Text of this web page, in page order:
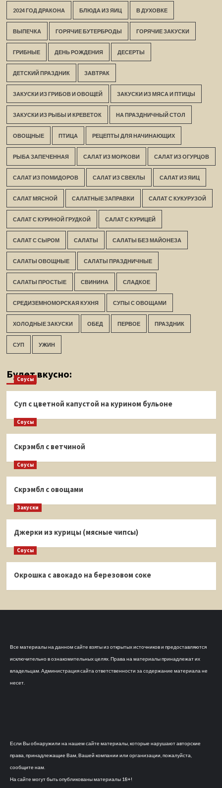
2024 ГОД ДРАКОНА БЛЮДА ИЗ ЯИЦ В ДУХОВКЕ
ВЫПЕЧКА ГОРЯЧИЕ БУТЕРБРОДЫ ГОРЯЧИЕ ЗАКУСКИ
ГРИБНЫЕ ДЕНЬ РОЖДЕНИЯ ДЕСЕРТЫ
ДЕТСКИЙ ПРАЗДНИК ЗАВТРАК
ЗАКУСКИ ИЗ ГРИБОВ И ОВОЩЕЙ ЗАКУСКИ ИЗ МЯСА И ПТИЦЫ
ЗАКУСКИ ИЗ РЫБЫ И КРЕВЕТОК НА ПРАЗДНИЧНЫЙ СТОЛ
ОВОЩНЫЕ ПТИЦА РЕЦЕПТЫ ДЛЯ НАЧИНАЮЩИХ
РЫБА ЗАПЕЧЕННАЯ САЛАТ ИЗ МОРКОВИ САЛАТ ИЗ ОГУРЦОВ
САЛАТ ИЗ ПОМИДОРОВ САЛАТ ИЗ СВЕКЛЫ САЛАТ ИЗ ЯИЦ
САЛАТ МЯСНОЙ САЛАТНЫЕ ЗАПРАВКИ САЛАТ С КУКУРУЗОЙ
САЛАТ С КУРИНОЙ ГРУДКОЙ САЛАТ С КУРИЦЕЙ
САЛАТ С СЫРОМ САЛАТЫ САЛАТЫ БЕЗ МАЙОНЕЗА
САЛАТЫ ОВОЩНЫЕ САЛАТЫ ПРАЗДНИЧНЫЕ
САЛАТЫ ПРОСТЫЕ СВИНИНА СЛАДКОЕ
СРЕДИЗЕМНОМОРСКАЯ КУХНЯ СУПЫ С ОВОЩАМИ
ХОЛОДНЫЕ ЗАКУСКИ ОБЕД ПЕРВОЕ ПРАЗДНИК
СУП УЖИН
Будет вкусно:
Соусы
Суп с цветной капустой на курином бульоне
Соусы
Скрэмбл с ветчиной
Соусы
Скрэмбл с овощами
Закуски
Джерки из курицы (мясные чипсы)
Соусы
Окрошка с авокадо на березовом соке
Все материалы на данном сайте взяты из открытых источников и предоставляются
исключительно в ознакомительных целях. Права на материалы принадлежат их
владельцам. Администрация сайта ответственности за содержание материала не
несет.
Если Вы обнаружили на нашем сайте материалы, которые нарушают авторские
права, принадлежащие Вам, Вашей компании или организации, пожалуйста,
сообщите нам.
На сайте могут быть опубликованы материалы 18+!